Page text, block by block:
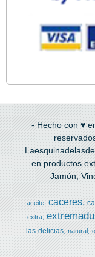
- Hecho con ♥
en productos
Jamón,
aceite caceres
extra
las-delicias natural